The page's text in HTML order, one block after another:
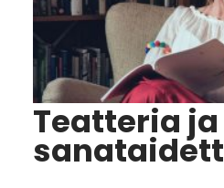
Teatteria ja